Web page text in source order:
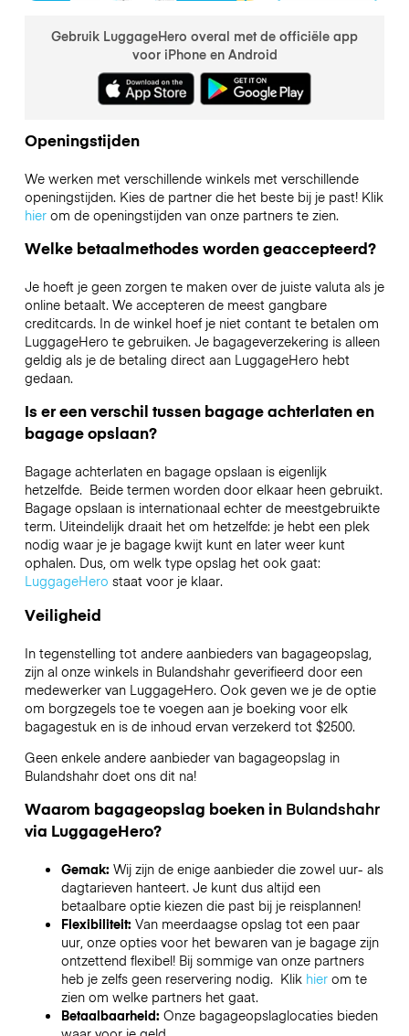
Gebruik LuggageHero overal met de officiële app
voor iPhone en Android
Openingstijden
We werken met verschillende winkels met verschillende
openingstijden. Kies de partner die het beste bij je past! Klik
hierom de openingstijden van onze partners te zien.
Welke betaalmethodes worden geaccepteerd?
Je hoeft je geen zorgen te maken over de juiste valuta als je
online betaalt. We accepteren de meest gangbare
creditcards. In de winkel hoef je niet contant te betalen om
LuggageHero te gebruiken. Je bagageverzekering is alleen
geldig als je de betaling direct aan LuggageHero hebt
gedaan.
Is er een verschil tussen bagage achterlaten en
bagage opslaan?
Bagage achterlaten en bagage opslaan is eigenlijk
hetzelfde. Beide termen worden door elkaar heen gebruikt.
Bagage opslaan is internationaal echter de meestgebruikte
term. Uiteindelijk draait het om hetzelfde: je hebt een plek
nodig waar je je bagage kwijt kunt en later weer kunt
ophalen. Dus, om welk type opslag het ook gaat:
LuggageHero staat voor je klaar.
Veiligheid
In tegenstelling tot andere aanbieders van bagageopslag,
zijn al onze winkels in Bulandshahrgeverifieerd door een
medewerker van LuggageHero. Ook geven we je de optie
om borgzegels toe te voegen aan je boeking voor elk
bagagestuk en is de inhoud ervan verzekerd tot $2500.
Geen enkele andere aanbieder van bagageopslag in
Bulandshahrdoet ons dit na!
Waarom bagageopslag boeken in Bulandshahr
via LuggageHero?
Gemak: Wij zijn de enige aanbieder die zowel uur- als
dagtarieven hanteert. Je kunt dus altijd een
betaalbare optie kiezen die past bij je reisplannen!
Flexibiliteit: Van meerdaagse opslag tot een paar
uur, onze opties voor het bewaren van je bagage zijn
ontzettend flexibel! Bij sommige van onze partners
heb je zelfs geen reservering nodig. Klik hierom te
zien om welke partners het gaat.
Betaalbaarheid: Onze bagageopslaglocaties bieden